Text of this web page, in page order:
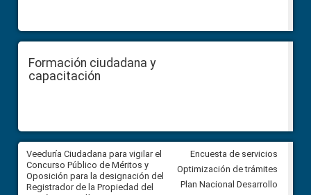
Formación ciudadana y
capacitación
Veeduría Ciudadana para vigilar el
Concurso Público de Méritos y
Oposición para la designación del
Registrador de la Propiedad del
Veeduría Ciudadana para
construcción del asfaltado de
Ballenita del cantón Santa
Encuesta de servicios
Optimización de trámites
Plan Nacional Desarrollo